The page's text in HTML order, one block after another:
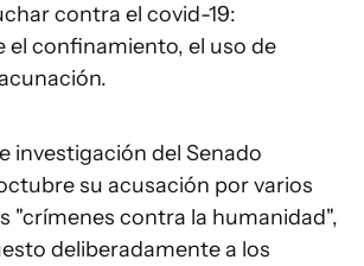
contra el covid-19:
confinamiento, el uso de
investigación del Senado
su acusación por varios
"crímenes contra la humanidad",
deliberadamente a los